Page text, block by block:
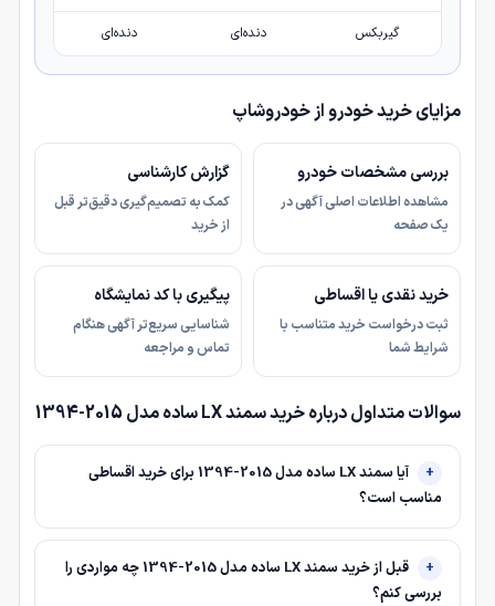
گیربکس دنده‌ای دنده‌ای
مزایای خرید خودرو از خودروشاپ
بررسی مشخصات خودرو
مشاهده اطلاعات اصلی آگهی در
یک صفحه
گزارش کارشناسی
کمک به تصمیم‌گیری دقیق‌تر قبل
از خرید
خرید نقدی یا اقساطی
ثبت درخواست خرید متناسب با
شرایط شما
پیگیری با کد نمایشگاه
شناسایی سریع‌تر آگهی هنگام
تماس و مراجعه
سوالات متداول درباره خرید سمند LX ساده مدل 2015-1394
آیا سمند LX ساده مدل 2015-1394 برای خرید اقساطی
مناسب است؟
قبل از خرید سمند LX ساده مدل 2015-1394 چه مواردی را
بررسی کنم؟